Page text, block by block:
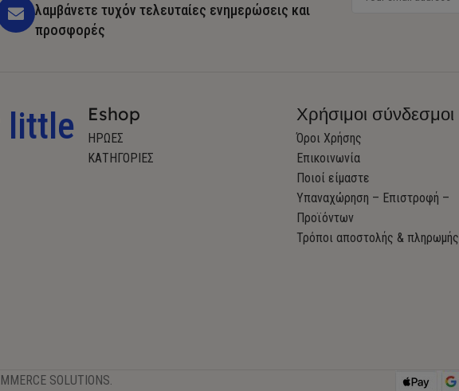
λαμβάνετε τυχόν τελευταίες ενημερώσεις και
προσφορές
little
Eshop
ΗΡΩΕΣ
ΚΑΤΗΓΟΡΙΕΣ
Χρήσιμοι σύνδεσμοι
Όροι Χρήσης
Επικοινωνία
Ποιοί είμαστε
Υπαναχώρηση – Επιστροφή –
Προϊόντων
Τρόποι αποστολής & πληρωμής
SOLUTIONS.